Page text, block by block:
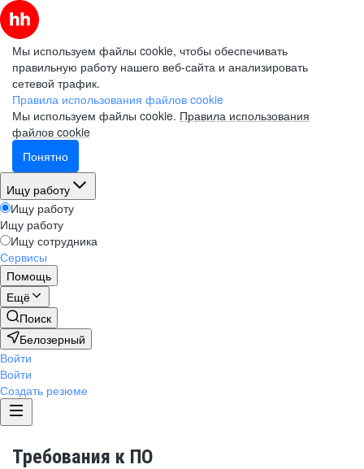
Мы используем файлы cookie, чтобы обеспечивать
правильную работу нашего веб-сайта и анализировать
сетевой трафик.
Правила использования файлов cookie
Мы используем файлы cookie. Правила использования
файлов cookie
Понятно
Ищу работу
Ищу работу
Ищу работу
Ищу сотрудника
Сервисы
Помощь
Ещё
Поиск
Белозерный
Войти
Войти
Создать резюме
Требования к ПО